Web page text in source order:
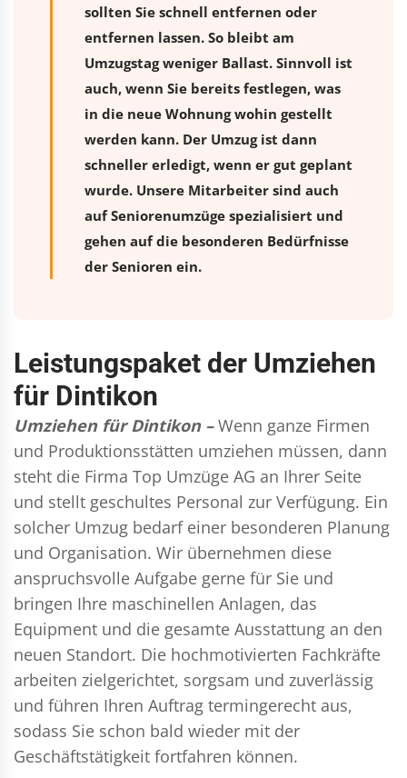
sollten Sie schnell entfernen oder
entfernen lassen. So bleibt am
Umzugstag weniger Ballast. Sinnvoll ist
auch, wenn Sie bereits festlegen, was
in die neue Wohnung wohin gestellt
werden kann. Der Umzug ist dann
schneller erledigt, wenn er gut geplant
wurde. Unsere Mitarbeiter sind auch
auf Seniorenumzüge spezialisiert und
gehen auf die besonderen Bedürfnisse
der Senioren ein.
Leistungspaket der Umziehen
für Dintikon
Umziehen für Dintikon – Wenn ganze Firmen
und Produktionsstätten umziehen müssen, dann
steht die Firma Top Umzüge AG an Ihrer Seite
und stellt geschultes Personal zur Verfügung. Ein
solcher Umzug bedarf einer besonderen Planung
und Organisation. Wir übernehmen diese
anspruchsvolle Aufgabe gerne für Sie und
bringen Ihre maschinellen Anlagen, das
Equipment und die gesamte Ausstattung an den
neuen Standort. Die hochmotivierten Fachkräfte
arbeiten zielgerichtet, sorgsam und zuverlässig
und führen Ihren Auftrag termingerecht aus,
sodass Sie schon bald wieder mit der
Geschäftstätigkeit fortfahren können.